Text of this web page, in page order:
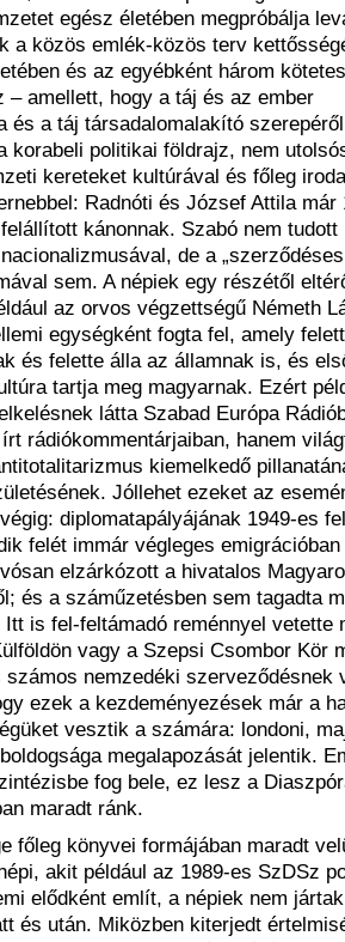
egész életében megpróbálja
a közös emlék-közös terv
és az egyébként három
– amellett, hogy a táj és az ember
és a táj társadalomalakító
korabeli politikai földrajz, nem
kereteket kultúrával és főleg
Radnóti és József Attila már
kánonnak. Szabó nem
de a
sem. A népiek egy részétől
az orvos végzettségű Németh
egységként fogta fel, amely
és felette álla az államnak is, és
tartja meg magyarnak. Ezért
látta Szabad Európa
rádiókommentárjaiban, hanem
kiemelkedő
Jóllehet ezeket az
diplomatapályájának 1949-es
felét immár végleges
elzárkózott a hivatalos
és a száműzetésben sem tagadta
is fel-feltámadó reménnyel vetette
vagy a Szepsi Csombor Kör
számos nemzedéki szerveződésnek
ezek a kezdeményezések már a
vesztik a számára: londoni,
megalapozását jelentik.
fog bele, ez lesz a
maradt ránk.
főleg könyvei formájában maradt
akit például az 1989-es SzDSz
elődként említ, a népiek nem
és után. Miközben kiterjedt